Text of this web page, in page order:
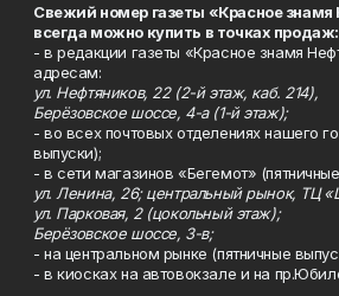
Свежий номер газеты «Красное
всегда можно купить в точках продаж:
- в редакции газеты «Красное знамя
адресам:
ул. Нефтяников, 22 (2-й этаж, каб. 214),
Берёзовское шоссе, 4-а (1-й этаж);
- во всех почтовых отделениях нашего
выпуски);
- в сети магазинов «Бегемот»
ул. Ленина, 26; центральный рынок, ТЦ
ул. Парковая, 2 (цокольный этаж);
Берёзовское шоссе, 3-в;
- на центральном рынке (пятничные
- в киосках на автовокзале и на